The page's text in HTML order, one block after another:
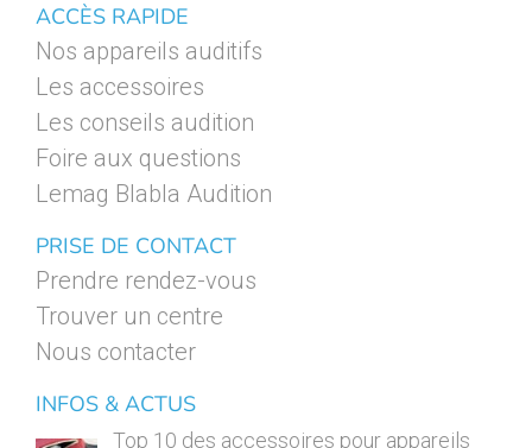
ACCÈS RAPIDE
Nos appareils auditifs
Les accessoires
Les conseils audition
Foire aux questions
Lemag Blabla Audition
PRISE DE CONTACT
Prendre rendez-vous
Trouver un centre
Nous contacter
INFOS & ACTUS
Top 10 des accessoires pour appareils